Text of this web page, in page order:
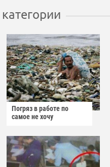
Погряз в работе по
самое не хочу